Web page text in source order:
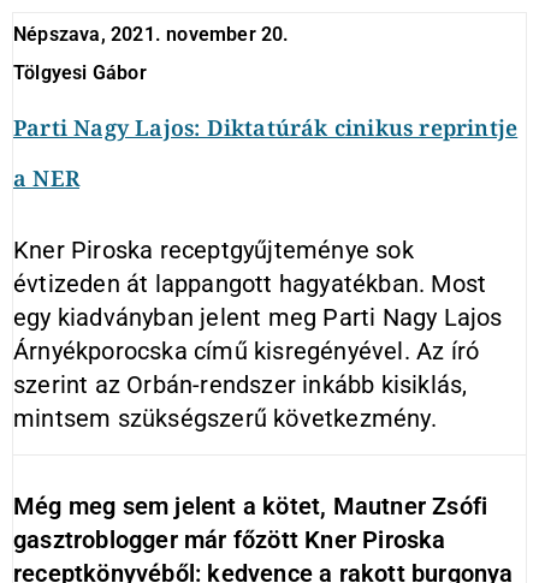
Népszava, 2021. november 20.
Tölgyesi Gábor
Parti Nagy Lajos: Diktatúrák cinikus reprintje
a NER
Kner Piroska receptgyűjteménye sok
évtizeden át lappangott hagyatékban. Most
egy kiadványban jelent meg Parti Nagy Lajos
Árnyékporocska című kisregényével. Az író
szerint az Orbán-rendszer inkább kisiklás,
mintsem szükségszerű következmény.
Még meg sem jelent a kötet, Mautner Zsófi
gasztroblogger már főzött Kner Piroska
receptkönyvéből: kedvence a rakott burgonya